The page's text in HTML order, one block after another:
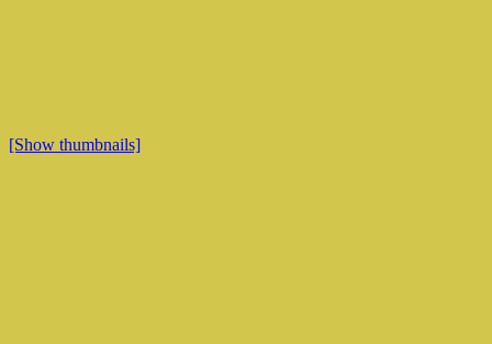
[Show thumbnails]